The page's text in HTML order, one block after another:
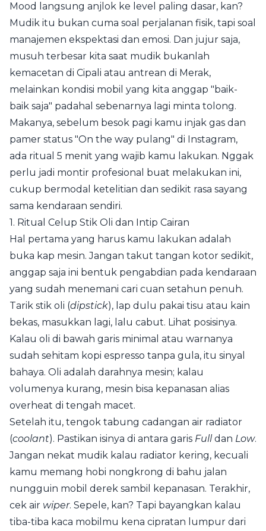
Mood langsung anjlok ke level paling dasar, kan?
Mudik itu bukan cuma soal perjalanan fisik, tapi soal
manajemen ekspektasi dan emosi. Dan jujur saja,
musuh terbesar kita saat mudik bukanlah
kemacetan di Cipali atau antrean di Merak,
melainkan kondisi mobil yang kita anggap "baik-
baik saja" padahal sebenarnya lagi minta tolong.
Makanya, sebelum besok pagi kamu injak gas dan
pamer status "On the way pulang" di Instagram,
ada ritual 5 menit yang wajib kamu lakukan. Nggak
perlu jadi montir profesional buat melakukan ini,
cukup bermodal ketelitian dan sedikit rasa sayang
sama kendaraan sendiri.
1. Ritual Celup Stik Oli dan Intip Cairan
Hal pertama yang harus kamu lakukan adalah
buka kap mesin. Jangan takut tangan kotor sedikit,
anggap saja ini bentuk pengabdian pada kendaraan
yang sudah menemani cari cuan setahun penuh.
Tarik stik oli (dipstick), lap dulu pakai tisu atau kain
bekas, masukkan lagi, lalu cabut. Lihat posisinya.
Kalau oli di bawah garis minimal atau warnanya
sudah sehitam kopi espresso tanpa gula, itu sinyal
bahaya. Oli adalah darahnya mesin; kalau
volumenya kurang, mesin bisa kepanasan alias
overheat di tengah macet.
Setelah itu, tengok tabung cadangan air radiator
(coolant). Pastikan isinya di antara garis Fulldan Low.
Jangan nekat mudik kalau radiator kering, kecuali
kamu memang hobi nongkrong di bahu jalan
nungguin mobil derek sambil kepanasan. Terakhir,
cek air wiper. Sepele, kan? Tapi bayangkan kalau
tiba-tiba kaca mobilmu kena cipratan lumpur dari